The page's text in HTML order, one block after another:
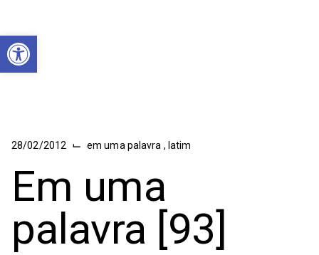
Abrir a barra de ferramentas
28/02/2012 ⌙ em uma palavra , latim
Em uma
palavra [93]